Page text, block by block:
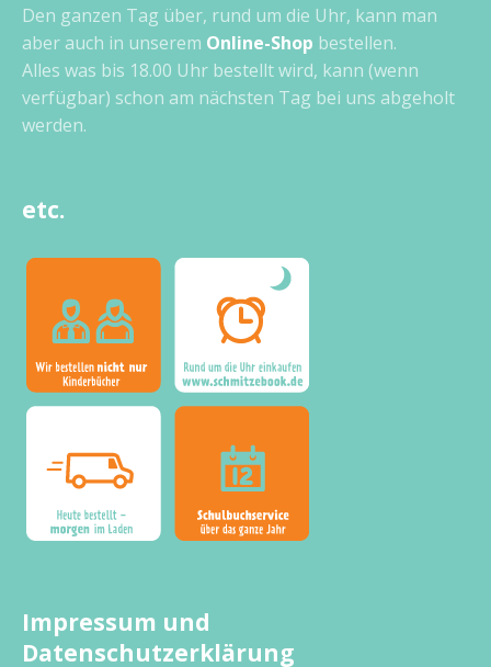
Den ganzen Tag über, rund um die Uhr, kann man
aber auch in unserem Online-Shop bestellen.
Alles was bis 18.00 Uhr bestellt wird, kann (wenn
verfügbar) schon am nächsten Tag bei uns abgeholt
werden.
etc.
Impressum und
Datenschutzerklärung